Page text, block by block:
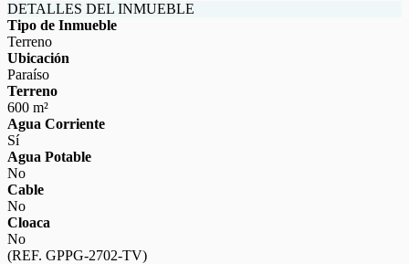
DETALLES DEL INMUEBLE
Tipo de Inmueble
Terreno
Ubicación
Paraíso
Terreno
600 m²
Agua Corriente
Sí
Agua Potable
No
Cable
No
Cloaca
No
(REF. GPPG-2702-TV)